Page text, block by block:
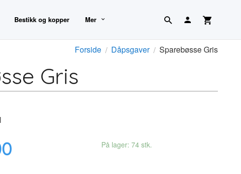
Bestikk og kopper Mer
Forside Dåpsgaver Sparebøsse Gris
Gris
På lager: 74 stk.